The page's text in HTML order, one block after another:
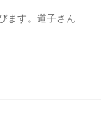
ます。道子さん